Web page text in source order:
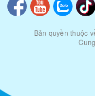
Bản quyền thuộc